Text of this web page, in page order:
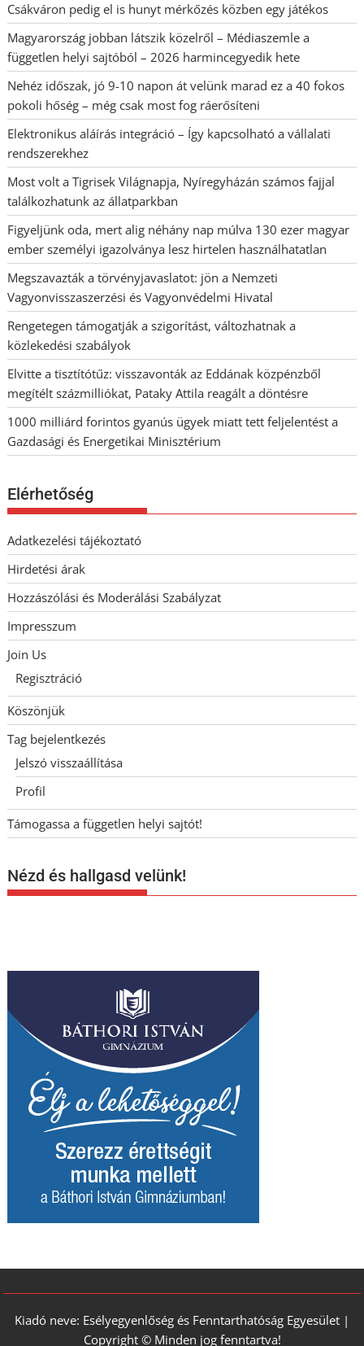
Csákváron pedig el is hunyt mérkőzés közben egy játékos
Magyarország jobban látszik közelről – Médiaszemle a
független helyi sajtóból – 2026 harmincegyedik hete
Nehéz időszak, jó 9-10 napon át velünk marad ez a 40 fokos
pokoli hőség – még csak most fog ráerősíteni
Elektronikus aláírás integráció – Így kapcsolható a vállalati
rendszerekhez
Most volt a Tigrisek Világnapja, Nyíregyházán számos fajjal
találkozhatunk az állatparkban
Figyeljünk oda, mert alig néhány nap múlva 130 ezer magyar
ember személyi igazolványa lesz hirtelen használhatatlan
Megszavazták a törvényjavaslatot: jön a Nemzeti
Vagyonvisszaszerzési és Vagyonvédelmi Hivatal
Rengetegen támogatják a szigorítást, változhatnak a
közlekedési szabályok
Elvitte a tisztítótűz: visszavonták az Eddának közpénzből
megítélt százmilliókat, Pataky Attila reagált a döntésre
1000 milliárd forintos gyanús ügyek miatt tett feljelentést a
Gazdasági és Energetikai Minisztérium
Elérhetőség
Adatkezelési tájékoztató
Hirdetési árak
Hozzászólási és Moderálási Szabályzat
Impresszum
Join Us
Regisztráció
Köszönjük
Tag bejelentkezés
Jelszó visszaállítása
Profil
Támogassa a független helyi sajtót!
Nézd és hallgasd velünk!
Kiadó neve: Esélyegyenlőség és Fenntarthatóság Egyesület |
Copyright © Minden jog fenntartva!